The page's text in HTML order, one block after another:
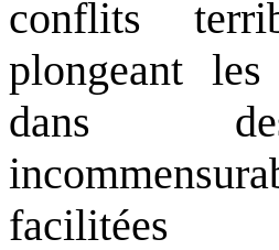
conflits
plongeant
dans
facilitées